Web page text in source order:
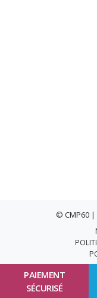
PAIEMENT
SÉCURISÉ
© CMP60 |